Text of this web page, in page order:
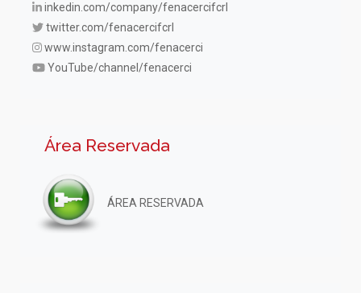
inkedin.com/company/fenacercifcrl
twitter.com/fenacercifcrl
www.instagram.com/fenacerci
YouTube/channel/fenacerci
Área Reservada
ÁREA RESERVADA